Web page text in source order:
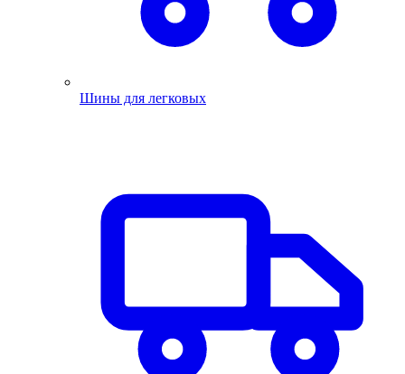
Шины для легковых